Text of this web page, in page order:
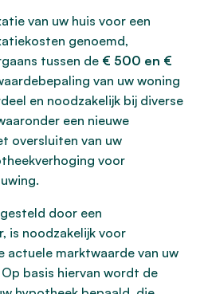
van uw huis voor een
genoemd,
tussen de € 500 en €
van uw woning
en noodzakelijk bij diverse
een nieuwe
oversluiten van uw
voor
door een
is noodzakelijk voor
actuele marktwaarde van uw
basis hiervan wordt de